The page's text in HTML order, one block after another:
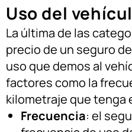
Uso del
La última de las
precio de un seguro
uso que demos al
factores como la
kilometraje que tenga
Frecuencia: el